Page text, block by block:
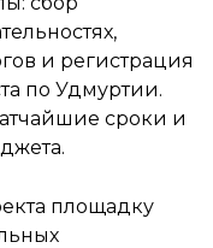
и регистрация
по Удмуртии.
сроки и
площадку